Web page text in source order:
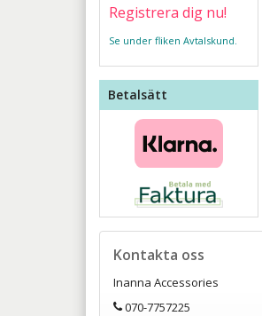
Registrera dig nu!
Se under fliken Avtalskund.
Betalsätt
Kontakta oss
Inanna Accessories
070-7757225